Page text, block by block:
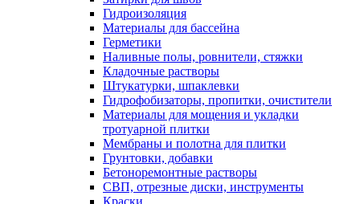
Гидроизоляция
Материалы для бассейна
Герметики
Наливные полы, ровнители, стяжки
Кладочные растворы
Штукатурки, шпаклевки
Гидрофобизаторы, пропитки, очистители
Материалы для мощения и укладки
тротуарной плитки
Мембраны и полотна для плитки
Грунтовки, добавки
Бетоноремонтные растворы
СВП, отрезные диски, инструменты
Краски